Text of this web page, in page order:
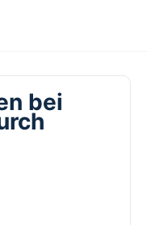
bei